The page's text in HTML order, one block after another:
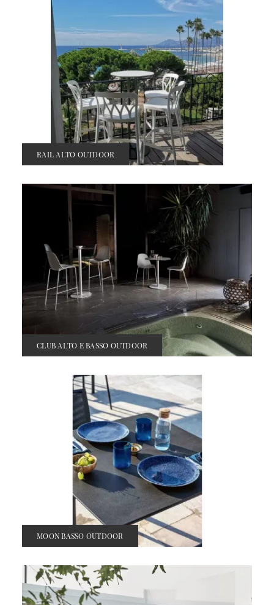
RAIL ALTO OUTDOOR
CLUB ALTO E BASSO OUTDOOR
MOON BASSO OUTDOOR